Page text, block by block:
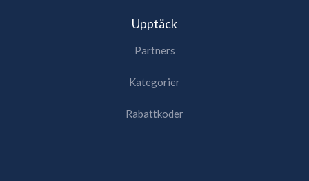
Upptäck
Partners
Kategorier
Rabattkoder